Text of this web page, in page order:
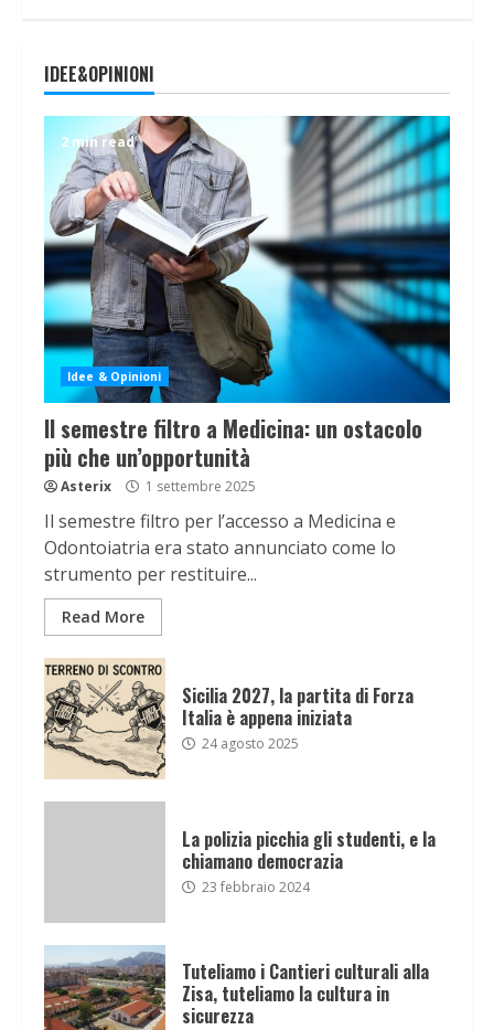
IDEE&OPINIONI
2 min read
Idee & Opinioni
Il semestre filtro a Medicina: un ostacolo
più che un’opportunità
Asterix 1 settembre 2025
Il semestre filtro per l’accesso a Medicina e
Odontoiatria era stato annunciato come lo
strumento per restituire...
Read More
Sicilia 2027, la partita di Forza
Italia è appena iniziata
24 agosto 2025
La polizia picchia gli studenti, e la
chiamano democrazia
23 febbraio 2024
Tuteliamo i Cantieri culturali alla
Zisa, tuteliamo la cultura in
sicurezza